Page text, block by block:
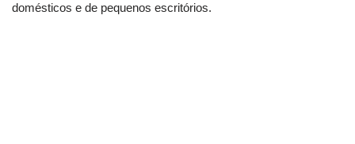
domésticos e de pequenos escritórios.